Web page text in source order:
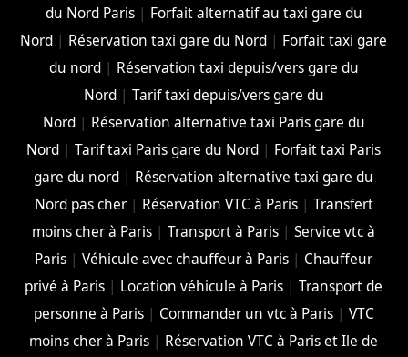
du Nord Paris| Forfait alternatif au taxi gare du
Nord | Réservation taxi gare du Nord | Forfait taxi gare
du nord| Réservation taxi depuis/vers gare du
Nord| Tarif taxi depuis/vers gare du
Nord| Réservation alternative taxi Paris gare du
Nord |Tarif taxi Paris gare du Nord | Forfait taxi Paris
gare du nord | Réservation alternative taxi gare du
Nord pas cher| Réservation VTC à Paris| Transfert
moins cher à Paris |Transport à Paris |Service vtc à
Paris |Véhicule avec chauffeur à Paris | Chauffeur
privé à Paris | Location véhicule à Paris |Transport de
personne à Paris| Commander un vtc à Paris| VTC
moins cher à Paris | Réservation VTC à Paris et Ile de